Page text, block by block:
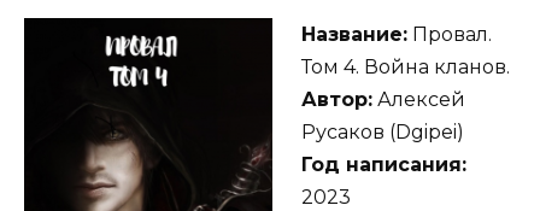
Название: Провал.
Том 4. Война кланов.
Автор: Алексей
Русаков (Dgipei)
Год написания:
2023